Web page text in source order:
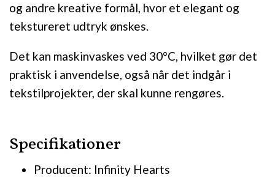
og andre kreative formål, hvor et elegant og
tekstureret udtryk ønskes.
Det kan maskinvaskes ved 30°C, hvilket gør det
praktisk i anvendelse, også når det indgår i
tekstilprojekter, der skal kunne rengøres.
Specifikationer
Producent: Infinity Hearts